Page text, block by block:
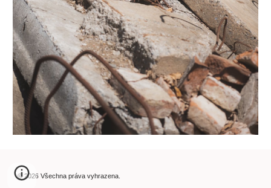
© 2026 Všechna práva vyhrazena.